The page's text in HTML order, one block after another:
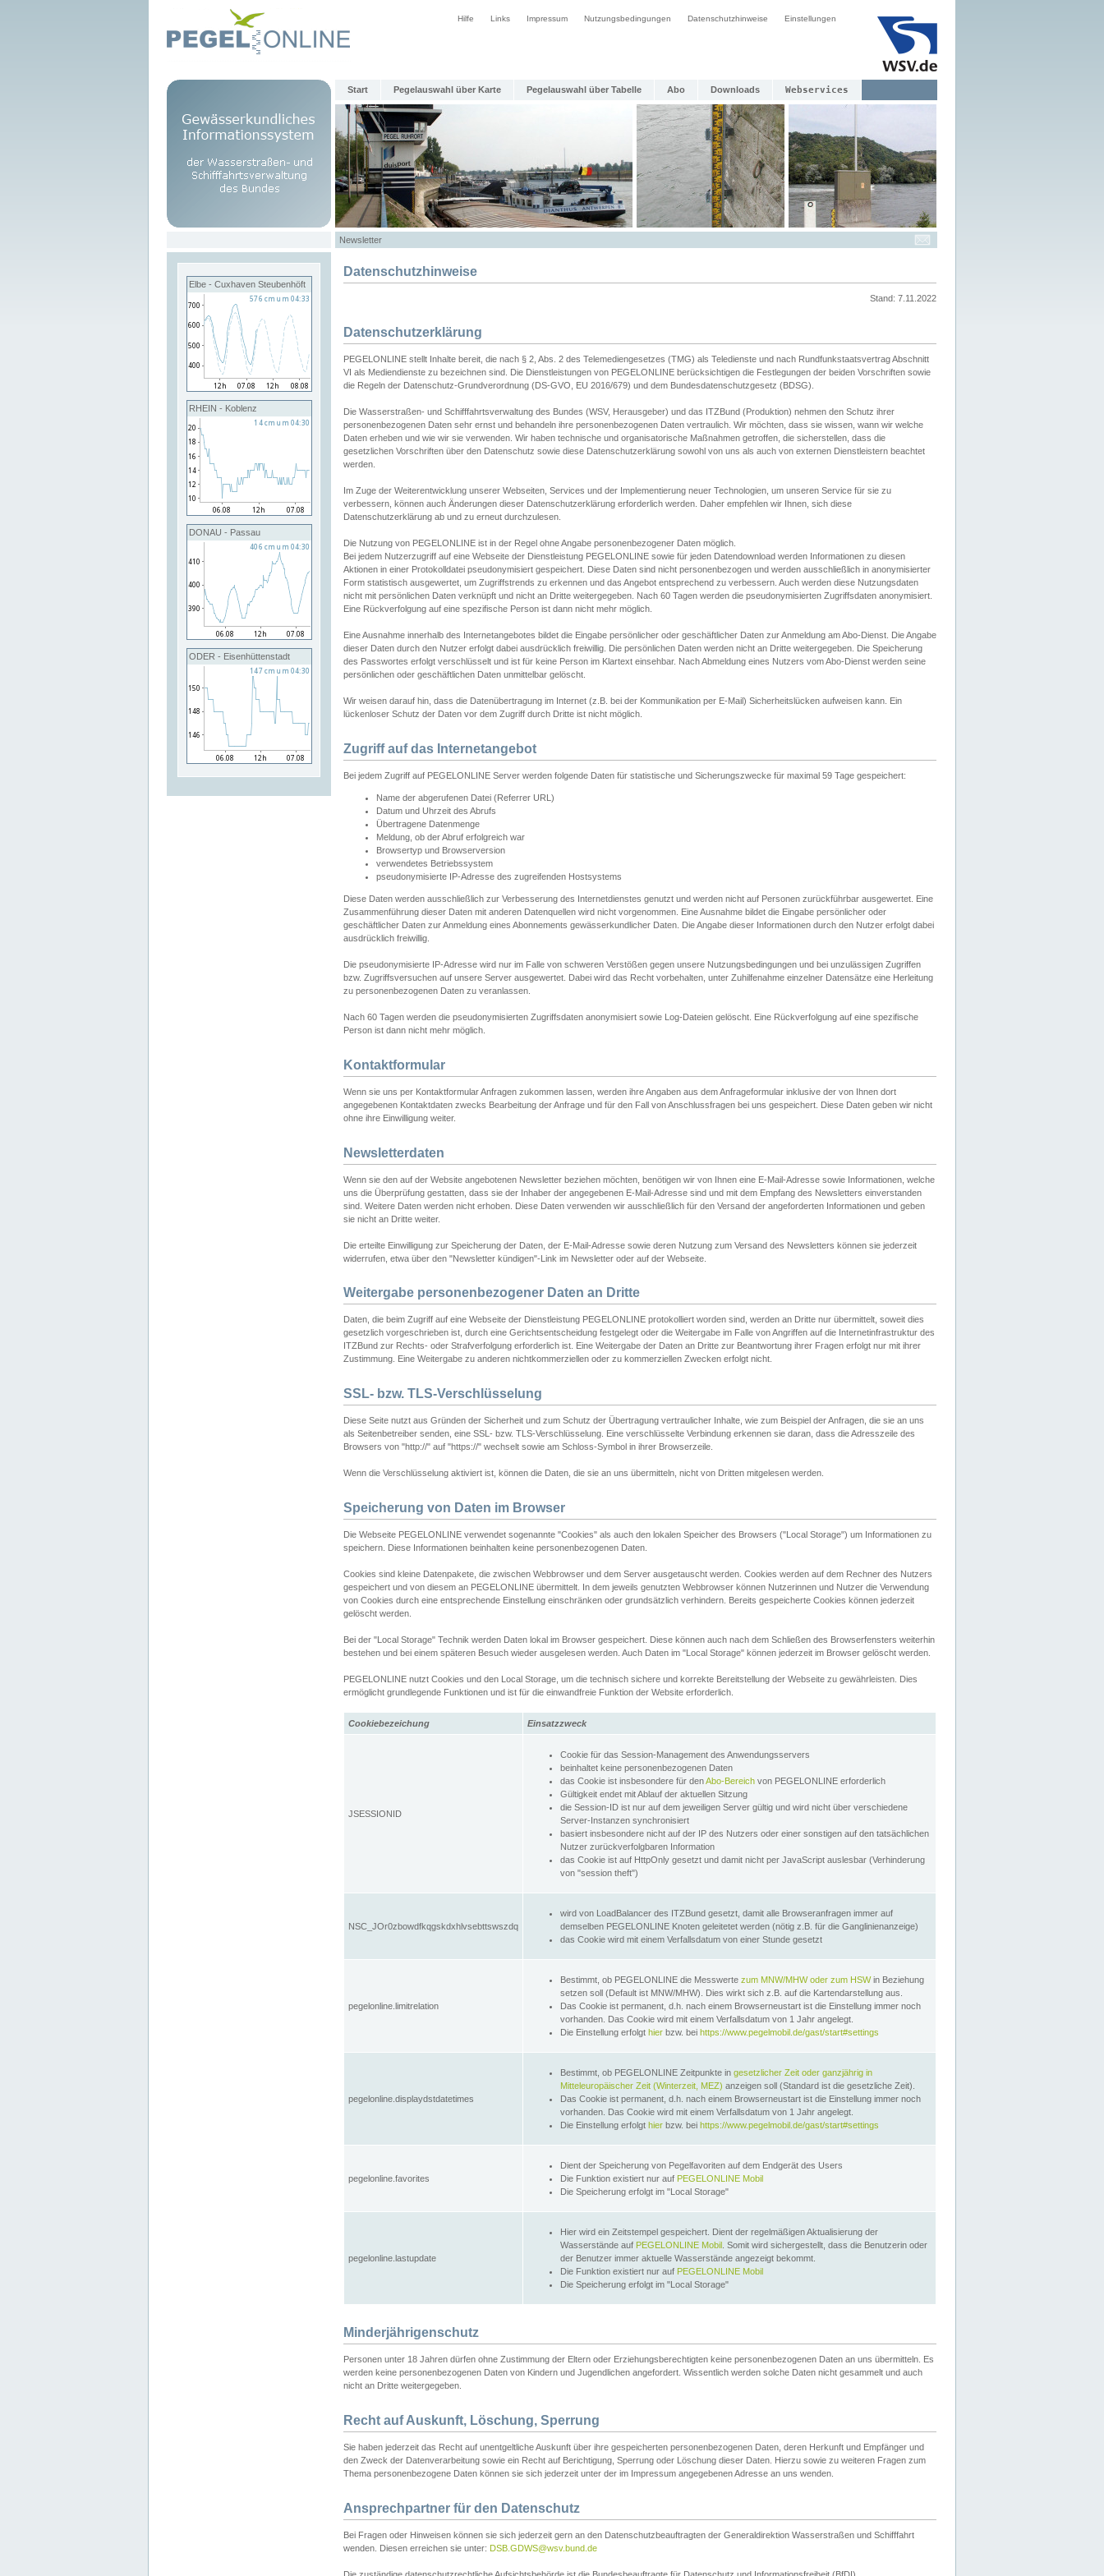
Hilfe Links Impressum Nutzungsbedingungen Datenschutzhinweise Einstellungen
Start Pegelauswahl über Karte Pegelauswahl über Tabelle Abo Downloads Webservices
Newsletter
Elbe - Cuxhaven Steubenhöft
RHEIN - Koblenz
DONAU - Passau
ODER - Eisenhüttenstadt
Datenschutzhinweise
Stand: 7.11.2022
Datenschutzerklärung
PEGELONLINE stellt Inhalte bereit, die nach § 2, Abs. 2 des Telemediengesetzes (TMG) als Teledienste und nach Rundfunkstaatsvertrag Abschnitt
VI als Mediendienste zu bezeichnen sind. Die Dienstleistungen von PEGELONLINE berücksichtigen die Festlegungen der beiden Vorschriften sowie
die Regeln der Datenschutz-Grundverordnung (DS-GVO, EU 2016/679) und dem Bundesdatenschutzgesetz (BDSG).
Die Wasserstraßen- und Schifffahrtsverwaltung des Bundes (WSV, Herausgeber) und das ITZBund (Produktion) nehmen den Schutz ihrer
personenbezogenen Daten sehr ernst und behandeln ihre personenbezogenen Daten vertraulich. Wir möchten, dass sie wissen, wann wir welche
Daten erheben und wie wir sie verwenden. Wir haben technische und organisatorische Maßnahmen getroffen, die sicherstellen, dass die
gesetzlichen Vorschriften über den Datenschutz sowie diese Datenschutzerklärung sowohl von uns als auch von externen Dienstleistern beachtet
werden.
Im Zuge der Weiterentwicklung unserer Webseiten, Services und der Implementierung neuer Technologien, um unseren Service für sie zu
verbessern, können auch Änderungen dieser Datenschutzerklärung erforderlich werden. Daher empfehlen wir Ihnen, sich diese
Datenschutzerklärung ab und zu erneut durchzulesen.
Die Nutzung von PEGELONLINE ist in der Regel ohne Angabe personenbezogener Daten möglich.
Bei jedem Nutzerzugriff auf eine Webseite der Dienstleistung PEGELONLINE sowie für jeden Datendownload werden Informationen zu diesen
Aktionen in einer Protokolldatei pseudonymisiert gespeichert. Diese Daten sind nicht personenbezogen und werden ausschließlich in anonymisierter
Form statistisch ausgewertet, um Zugriffstrends zu erkennen und das Angebot entsprechend zu verbessern. Auch werden diese Nutzungsdaten
nicht mit persönlichen Daten verknüpft und nicht an Dritte weitergegeben. Nach 60 Tagen werden die pseudonymisierten Zugriffsdaten anonymisiert.
Eine Rückverfolgung auf eine spezifische Person ist dann nicht mehr möglich.
Eine Ausnahme innerhalb des Internetangebotes bildet die Eingabe persönlicher oder geschäftlicher Daten zur Anmeldung am Abo-Dienst. Die Angabe
dieser Daten durch den Nutzer erfolgt dabei ausdrücklich freiwillig. Die persönlichen Daten werden nicht an Dritte weitergegeben. Die Speicherung
des Passwortes erfolgt verschlüsselt und ist für keine Person im Klartext einsehbar. Nach Abmeldung eines Nutzers vom Abo-Dienst werden seine
persönlichen oder geschäftlichen Daten unmittelbar gelöscht.
Wir weisen darauf hin, dass die Datenübertragung im Internet (z.B. bei der Kommunikation per E-Mail) Sicherheitslücken aufweisen kann. Ein
lückenloser Schutz der Daten vor dem Zugriff durch Dritte ist nicht möglich.
Zugriff auf das Internetangebot
Bei jedem Zugriff auf PEGELONLINE Server werden folgende Daten für statistische und Sicherungszwecke für maximal 59 Tage gespeichert:
Name der abgerufenen Datei (Referrer URL)
Datum und Uhrzeit des Abrufs
Übertragene Datenmenge
Meldung, ob der Abruf erfolgreich war
Browsertyp und Browserversion
verwendetes Betriebssystem
pseudonymisierte IP-Adresse des zugreifenden Hostsystems
Diese Daten werden ausschließlich zur Verbesserung des Internetdienstes genutzt und werden nicht auf Personen zurückführbar ausgewertet. Eine
Zusammenführung dieser Daten mit anderen Datenquellen wird nicht vorgenommen. Eine Ausnahme bildet die Eingabe persönlicher oder
geschäftlicher Daten zur Anmeldung eines Abonnements gewässerkundlicher Daten. Die Angabe dieser Informationen durch den Nutzer erfolgt dabei
ausdrücklich freiwillig.
Die pseudonymisierte IP-Adresse wird nur im Falle von schweren Verstößen gegen unsere Nutzungsbedingungen und bei unzulässigen Zugriffen
bzw. Zugriffsversuchen auf unsere Server ausgewertet. Dabei wird das Recht vorbehalten, unter Zuhilfenahme einzelner Datensätze eine Herleitung
zu personenbezogenen Daten zu veranlassen.
Nach 60 Tagen werden die pseudonymisierten Zugriffsdaten anonymisiert sowie Log-Dateien gelöscht. Eine Rückverfolgung auf eine spezifische
Person ist dann nicht mehr möglich.
Kontaktformular
Wenn sie uns per Kontaktformular Anfragen zukommen lassen, werden ihre Angaben aus dem Anfrageformular inklusive der von Ihnen dort
angegebenen Kontaktdaten zwecks Bearbeitung der Anfrage und für den Fall von Anschlussfragen bei uns gespeichert. Diese Daten geben wir nicht
ohne ihre Einwilligung weiter.
Newsletterdaten
Wenn sie den auf der Website angebotenen Newsletter beziehen möchten, benötigen wir von Ihnen eine E-Mail-Adresse sowie Informationen, welche
uns die Überprüfung gestatten, dass sie der Inhaber der angegebenen E-Mail-Adresse sind und mit dem Empfang des Newsletters einverstanden
sind. Weitere Daten werden nicht erhoben. Diese Daten verwenden wir ausschließlich für den Versand der angeforderten Informationen und geben
sie nicht an Dritte weiter.
Die erteilte Einwilligung zur Speicherung der Daten, der E-Mail-Adresse sowie deren Nutzung zum Versand des Newsletters können sie jederzeit
widerrufen, etwa über den "Newsletter kündigen"-Link im Newsletter oder auf der Webseite.
Weitergabe personenbezogener Daten an Dritte
Daten, die beim Zugriff auf eine Webseite der Dienstleistung PEGELONLINE protokolliert worden sind, werden an Dritte nur übermittelt, soweit dies
gesetzlich vorgeschrieben ist, durch eine Gerichtsentscheidung festgelegt oder die Weitergabe im Falle von Angriffen auf die Internetinfrastruktur des
ITZBund zur Rechts- oder Strafverfolgung erforderlich ist. Eine Weitergabe der Daten an Dritte zur Beantwortung ihrer Fragen erfolgt nur mit ihrer
Zustimmung. Eine Weitergabe zu anderen nichtkommerziellen oder zu kommerziellen Zwecken erfolgt nicht.
SSL- bzw. TLS-Verschlüsselung
Diese Seite nutzt aus Gründen der Sicherheit und zum Schutz der Übertragung vertraulicher Inhalte, wie zum Beispiel der Anfragen, die sie an uns
als Seitenbetreiber senden, eine SSL- bzw. TLS-Verschlüsselung. Eine verschlüsselte Verbindung erkennen sie daran, dass die Adresszeile des
Browsers von "http://" auf "https://" wechselt sowie am Schloss-Symbol in ihrer Browserzeile.
Wenn die Verschlüsselung aktiviert ist, können die Daten, die sie an uns übermitteln, nicht von Dritten mitgelesen werden.
Speicherung von Daten im Browser
Die Webseite PEGELONLINE verwendet sogenannte "Cookies" als auch den lokalen Speicher des Browsers ("Local Storage") um Informationen zu
speichern. Diese Informationen beinhalten keine personenbezogenen Daten.
Cookies sind kleine Datenpakete, die zwischen Webbrowser und dem Server ausgetauscht werden. Cookies werden auf dem Rechner des Nutzers
gespeichert und von diesem an PEGELONLINE übermittelt. In dem jeweils genutzten Webbrowser können Nutzerinnen und Nutzer die Verwendung
von Cookies durch eine entsprechende Einstellung einschränken oder grundsätzlich verhindern. Bereits gespeicherte Cookies können jederzeit
gelöscht werden.
Bei der "Local Storage" Technik werden Daten lokal im Browser gespeichert. Diese können auch nach dem Schließen des Browserfensters weiterhin
bestehen und bei einem späteren Besuch wieder ausgelesen werden. Auch Daten im "Local Storage" können jederzeit im Browser gelöscht werden.
PEGELONLINE nutzt Cookies und den Local Storage, um die technisch sichere und korrekte Bereitstellung der Webseite zu gewährleisten. Dies
ermöglicht grundlegende Funktionen und ist für die einwandfreie Funktion der Website erforderlich.
Cookiebezeichung Einsatzzweck
JSESSIONID
Cookie für das Session-Management des Anwendungsservers
beinhaltet keine personenbezogenen Daten
das Cookie ist insbesondere für denAbo-Bereich von PEGELONLINE erforderlich
Gültigkeit endet mit Ablauf der aktuellen Sitzung
die Session-ID ist nur auf dem jeweiligen Server gültig und wird nicht über verschiedene
Server-Instanzen synchronisiert
basiert insbesondere nicht auf der IP des Nutzers oder einer sonstigen auf den tatsächlichen
Nutzer zurückverfolgbaren Information
das Cookie ist auf HttpOnly gesetzt und damit nicht per JavaScript auslesbar (Verhinderung
von "session theft")
NSC_JOr0zbowdfkqgskdxhlvsebttswszdq
wird von LoadBalancer des ITZBund gesetzt, damit alle Browseranfragen immer auf
demselben PEGELONLINE Knoten geleitetet werden (nötig z.B. für die Ganglinienanzeige)
das Cookie wird mit einem Verfallsdatum von einer Stunde gesetzt
pegelonline.limitrelation
Bestimmt, ob PEGELONLINE die Messwerte zum MNW/MHW oder zum HSWin Beziehung
setzen soll (Default ist MNW/MHW). Dies wirkt sich z.B. auf die Kartendarstellung aus.
Das Cookie ist permanent, d.h. nach einem Browserneustart ist die Einstellung immer noch
vorhanden. Das Cookie wird mit einem Verfallsdatum von 1 Jahr angelegt.
Die Einstellung erfolgt hier bzw. bei https://www.pegelmobil.de/gast/start#settings
pegelonline.displaydstdatetimes
Bestimmt, ob PEGELONLINE Zeitpunkte in gesetzlicher Zeit oder ganzjährig in
Mitteleuropäischer Zeit (Winterzeit, MEZ) anzeigen soll (Standard ist die gesetzliche Zeit).
Das Cookie ist permanent, d.h. nach einem Browserneustart ist die Einstellung immer noch
vorhanden. Das Cookie wird mit einem Verfallsdatum von 1 Jahr angelegt.
Die Einstellung erfolgt hier bzw. bei https://www.pegelmobil.de/gast/start#settings
pegelonline.favorites
Dient der Speicherung von Pegelfavoriten auf dem Endgerät des Users
Die Funktion existiert nur auf PEGELONLINE Mobil
Die Speicherung erfolgt im "Local Storage"
pegelonline.lastupdate
Hier wird ein Zeitstempel gespeichert. Dient der regelmäßigen Aktualisierung der
Wasserstände auf PEGELONLINE Mobil . Somit wird sichergestellt, dass die Benutzerin oder
der Benutzer immer aktuelle Wasserstände angezeigt bekommt.
Die Funktion existiert nur auf PEGELONLINE Mobil
Die Speicherung erfolgt im "Local Storage"
Minderjährigenschutz
Personen unter 18 Jahren dürfen ohne Zustimmung der Eltern oder Erziehungsberechtigten keine personenbezogenen Daten an uns übermitteln. Es
werden keine personenbezogenen Daten von Kindern und Jugendlichen angefordert. Wissentlich werden solche Daten nicht gesammelt und auch
nicht an Dritte weitergegeben.
Recht auf Auskunft, Löschung, Sperrung
Sie haben jederzeit das Recht auf unentgeltliche Auskunft über ihre gespeicherten personenbezogenen Daten, deren Herkunft und Empfänger und
den Zweck der Datenverarbeitung sowie ein Recht auf Berichtigung, Sperrung oder Löschung dieser Daten. Hierzu sowie zu weiteren Fragen zum
Thema personenbezogene Daten können sie sich jederzeit unter der im Impressum angegebenen Adresse an uns wenden.
Ansprechpartner für den Datenschutz
Bei Fragen oder Hinweisen können sie sich jederzeit gern an den Datenschutzbeauftragten der Generaldirektion Wasserstraßen und Schifffahrt
wenden. Diesen erreichen sie unter: DSB.GDWS@wsv.bund.de